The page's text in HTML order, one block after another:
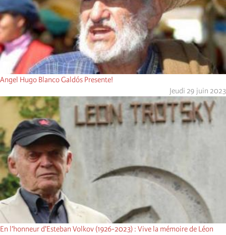
Angel Hugo Blanco Galdós Presente!
Jeudi 29 juin 2023
En l’honneur d'Esteban Volkov (1926-2023) : Vive la mémoire de Léon